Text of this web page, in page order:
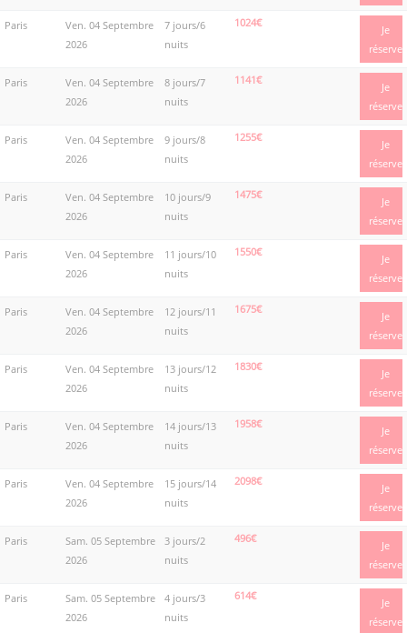
Paris
Ven. 04 Septembre
2026
7 jours/6
nuits
1024€
Je
réserve
Paris
Ven. 04 Septembre
2026
8 jours/7
nuits
1141€
Je
réserve
Paris
Ven. 04 Septembre
2026
9 jours/8
nuits
1255€
Je
réserve
Paris
Ven. 04 Septembre
2026
10 jours/9
nuits
1475€
Je
réserve
Paris
Ven. 04 Septembre
2026
11 jours/10
nuits
1550€
Je
réserve
Paris
Ven. 04 Septembre
2026
12 jours/11
nuits
1675€
Je
réserve
Paris
Ven. 04 Septembre
2026
13 jours/12
nuits
1830€
Je
réserve
Paris
Ven. 04 Septembre
2026
14 jours/13
nuits
1958€
Je
réserve
Paris
Ven. 04 Septembre
2026
15 jours/14
nuits
2098€
Je
réserve
Paris
Sam. 05 Septembre
2026
3 jours/2
nuits
496€
Je
réserve
Paris
Sam. 05 Septembre
2026
4 jours/3
nuits
614€
Je
réserve